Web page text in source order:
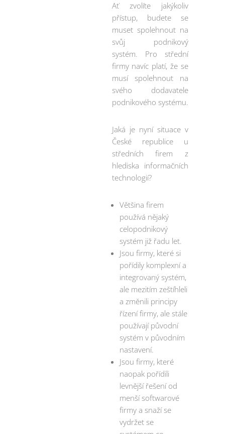
Ať zvolíte jakýkoliv
přístup, budete se
muset spolehnout na
svůj podnikový
systém. Pro střední
firmy navíc platí, že se
musí spolehnout na
svého dodavatele
podnikového systému.
Jaká je nyní situace v
České republice u
středních firem z
hlediska informačních
technologií?
Většina firem
používá nějaký
celopodnikový
systém již řadu let.
Jsou firmy, které si
pořídily komplexní a
integrovaný systém,
ale mezitím zeštíhleli
a změnili principy
řízení firmy, ale stále
používají původní
systém v původním
nastavení.
Jsou firmy, které
naopak pořídili
levnější řešení od
menší softwarové
firmy a snaží se
vydržet se